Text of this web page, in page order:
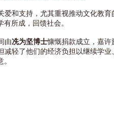
和支持，尤其重视推动文化教育
所成，回馈社会。
由冼为坚博士慷慨捐款成立，嘉
轻了他们的经济负担以继续学